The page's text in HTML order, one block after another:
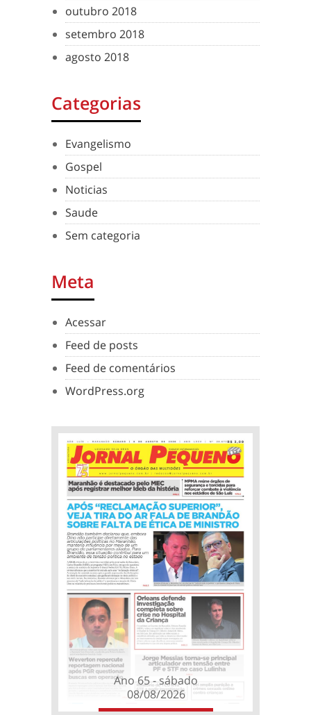
outubro 2018
setembro 2018
agosto 2018
Categorias
Evangelismo
Gospel
Noticias
Saude
Sem categoria
Meta
Acessar
Feed de posts
Feed de comentários
WordPress.org
Ano 65 - sábado
08/08/2026